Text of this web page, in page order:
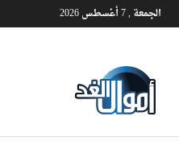
الجمعة , 7 أغسطس 2026